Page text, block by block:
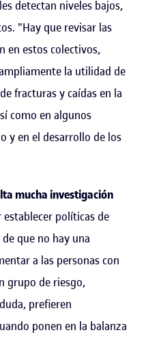
detectan niveles bajos,
"Hay que revisar las
en estos colectivos,
la utilidad de
fracturas y caídas en la
como en algunos
y en el desarrollo de los
mucha investigación
establecer políticas de
que no hay una
a las personas con
grupo de riesgo,
prefieren
ponen en la balanza